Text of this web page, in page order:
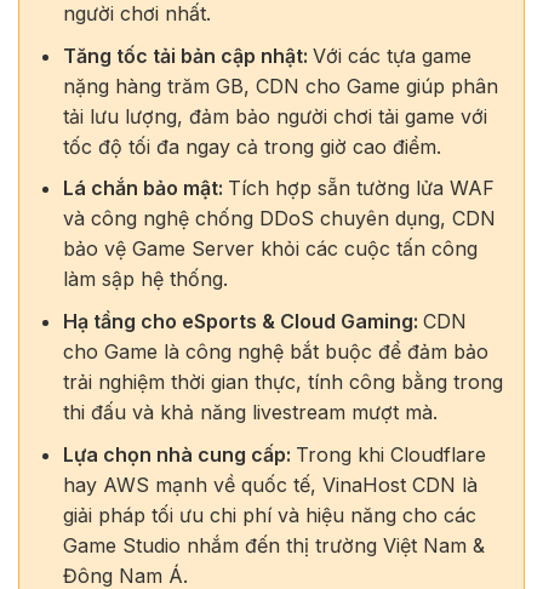
người chơi nhất.
Tăng tốc tải bản cập nhật: Với các tựa game
nặng hàng trăm GB, CDN cho Game giúp phân
tải lưu lượng, đảm bảo người chơi tải game với
tốc độ tối đa ngay cả trong giờ cao điểm.
Lá chắn bảo mật: Tích hợp sẵn tường lửa WAF
và công nghệ chống DDoS chuyên dụng, CDN
bảo vệ Game Server khỏi các cuộc tấn công
làm sập hệ thống.
Hạ tầng cho eSports & Cloud Gaming: CDN
cho Game là công nghệ bắt buộc để đảm bảo
trải nghiệm thời gian thực, tính công bằng trong
thi đấu và khả năng livestream mượt mà.
Lựa chọn nhà cung cấp: Trong khi Cloudflare
hay AWS mạnh về quốc tế, VinaHost CDN là
giải pháp tối ưu chi phí và hiệu năng cho các
Game Studio nhắm đến thị trường Việt Nam &
Đông Nam Á.